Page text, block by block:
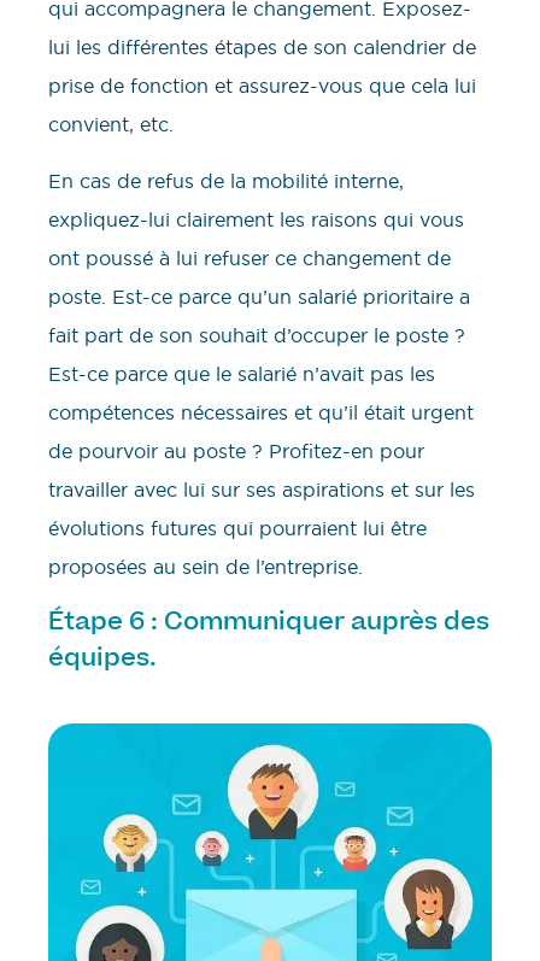
qui accompagnera le changement. Exposez-
lui les différentes étapes de son calendrier de
prise de fonction et assurez-vous que cela lui
convient, etc.
En cas de refus de la mobilité interne,
expliquez-lui clairement les raisons qui vous
ont poussé à lui refuser ce changement de
poste. Est-ce parce qu’un salarié prioritaire a
fait part de son souhait d’occuper le poste ?
Est-ce parce que le salarié n’avait pas les
compétences nécessaires et qu’il était urgent
de pourvoir au poste ? Profitez-en pour
travailler avec lui sur ses aspirations et sur les
évolutions futures qui pourraient lui être
proposées au sein de l’entreprise.
Étape 6 : Communiquer auprès des
équipes.